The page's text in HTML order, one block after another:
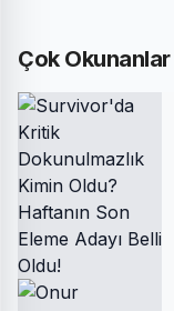
Çok Okunanlar